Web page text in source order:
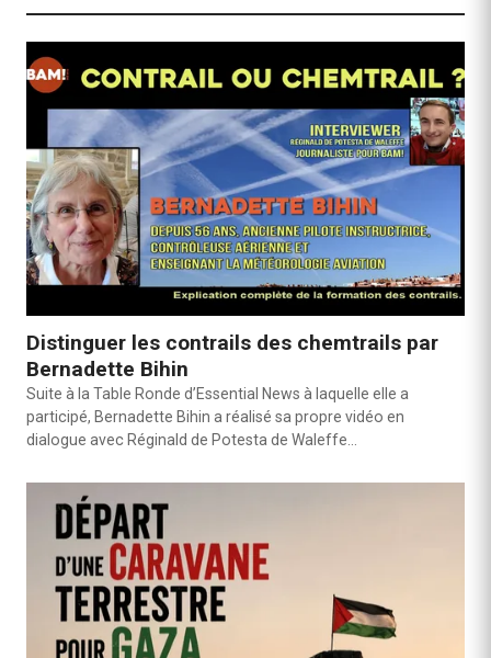
Distinguer les contrails des chemtrails par
Bernadette Bihin
Suite à la Table Ronde d’Essential News à laquelle elle a
participé, Bernadette Bihin a réalisé sa propre vidéo en
dialogue avec Réginald de Potesta de Waleffe…